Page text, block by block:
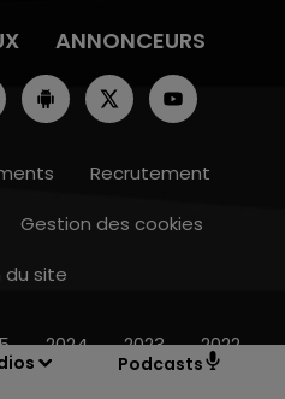
Podcasts
ANNONCEURS
Recrutement
Gestion des cookies
du site
2024 2023 2022